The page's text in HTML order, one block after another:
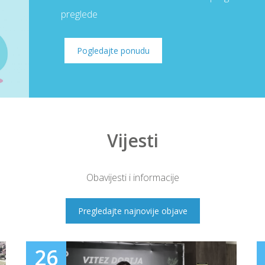
preglede
Pogledajte ponudu
Vijesti
Obavijesti i informacije
Pregledajte najnovije objave
26